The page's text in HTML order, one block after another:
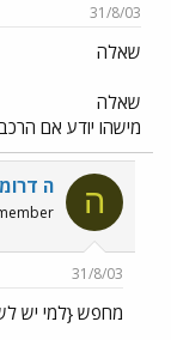
31/8/03
שאלה
שאלה
מישהו יודע אם
ה ה
31/8/03
מחפש {למי יש